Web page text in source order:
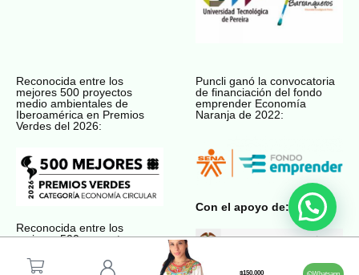
$150.000
Reconocida entre los
mejores 500 proyectos
medio ambientales de
Iberoamérica en Premios
Verdes del 2026:
Reconocida entre los
mejores 500 proyectos
Premios Verdes del 2022:
Puncli ganó la convocatoria
de financiación del fondo
emprender Economía
Naranja de 2022:
Con el apoyo de: